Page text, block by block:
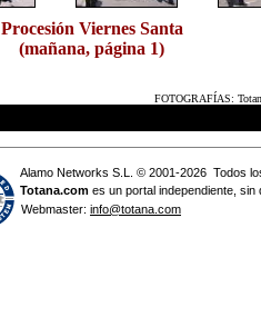
Procesión Viernes Santa
(mañana, página 1)
FOTOGRAFÍAS:
Alamo Networks S.L. © 2001-2026 Todos
Totana.com es un portal independiente,
Webmaster: info@totana.com